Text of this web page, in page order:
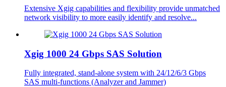
Extensive Xgig capabilities and flexibility provide unmatched
network visibility to more easily identify and resolve...
Xgig 1000 24 Gbps SAS Solution
Fully integrated, stand-alone system with 24/12/6/3 Gbps
SAS multi-functions (Analyzer and Jammer)